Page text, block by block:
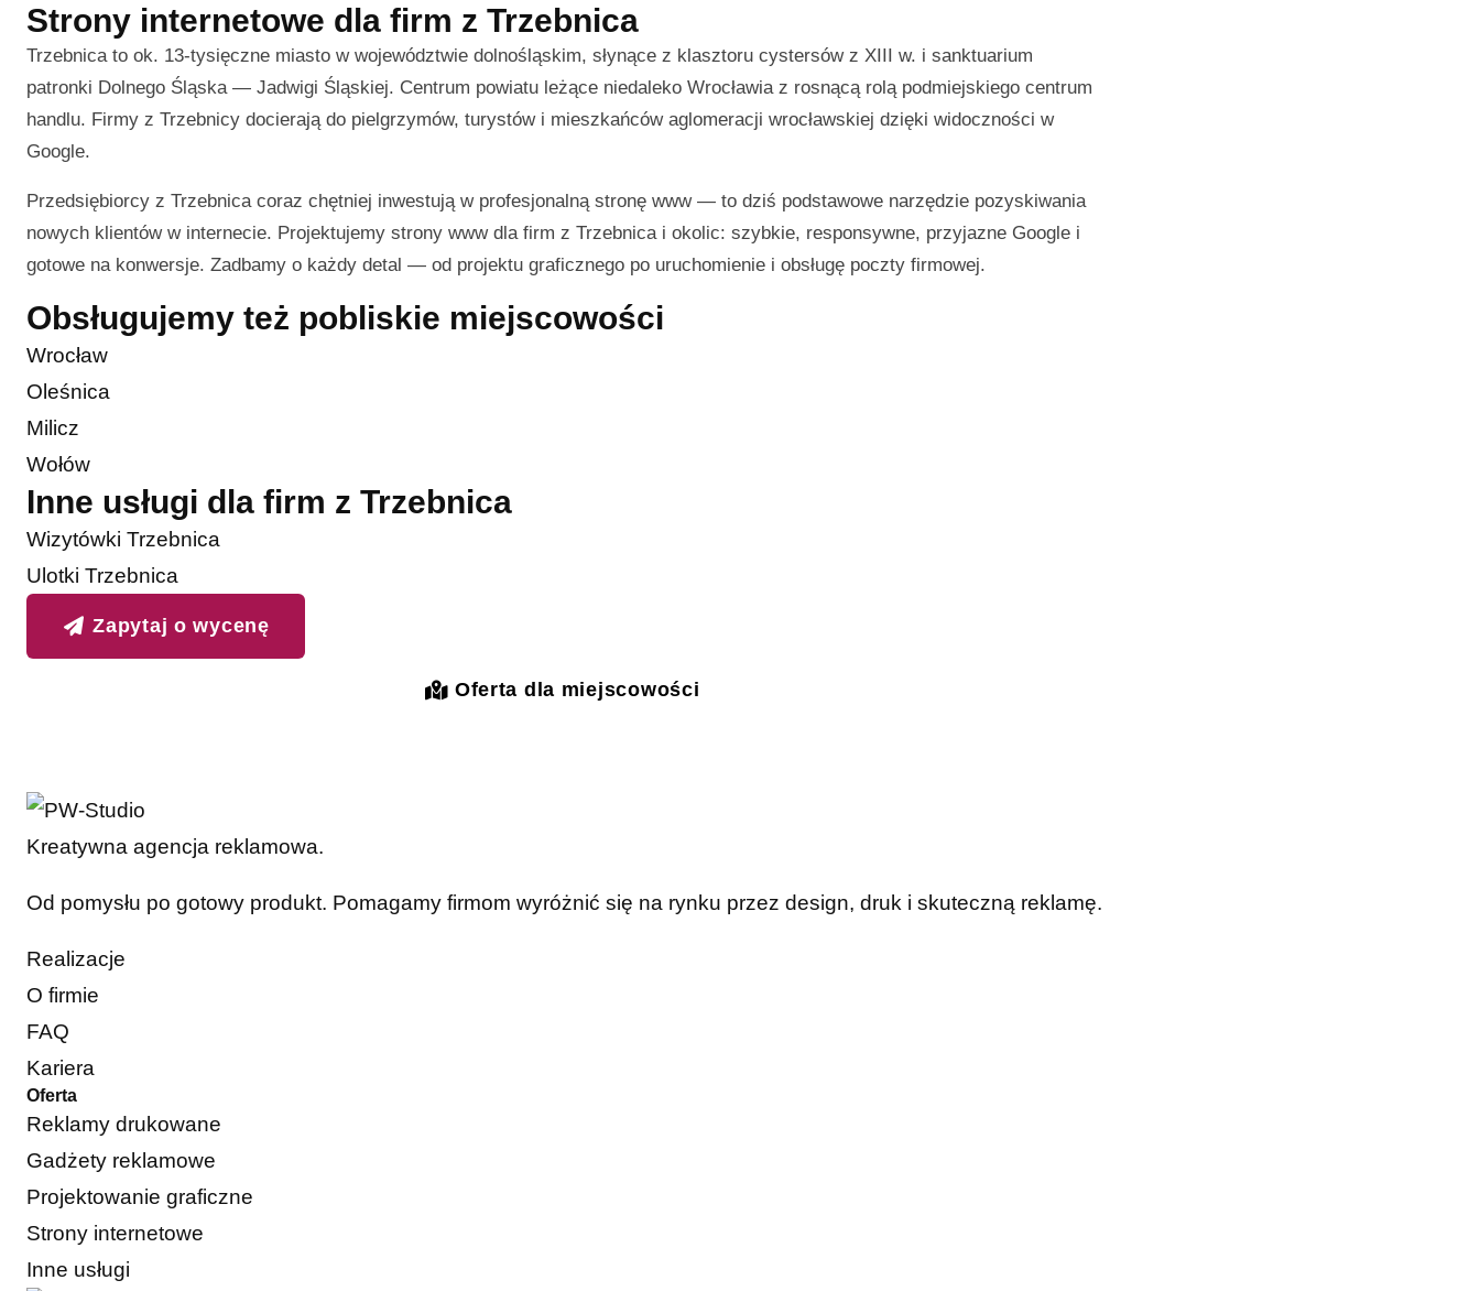
Strony internetowe dla firm z Trzebnica
Trzebnica to ok. 13-tysięczne miasto w województwie dolnośląskim, słynące z klasztoru cystersów z XIII w. i sanktuarium
patronki Dolnego Śląska — Jadwigi Śląskiej. Centrum powiatu leżące niedaleko Wrocławia z rosnącą rolą podmiejskiego centrum
handlu. Firmy z Trzebnicy docierają do pielgrzymów, turystów i mieszkańców aglomeracji wrocławskiej dzięki widoczności w
Google.
Przedsiębiorcy z Trzebnica coraz chętniej inwestują w profesjonalną stronę www — to dziś podstawowe narzędzie pozyskiwania
nowych klientów w internecie. Projektujemy strony www dla firm z Trzebnica i okolic: szybkie, responsywne, przyjazne Google i
gotowe na konwersje. Zadbamy o każdy detal — od projektu graficznego po uruchomienie i obsługę poczty firmowej.
Obsługujemy też pobliskie miejscowości
Wrocław
Oleśnica
Milicz
Wołów
Inne usługi dla firm z Trzebnica
Wizytówki Trzebnica
Ulotki Trzebnica
Zapytaj o wycenę
Oferta dla miejscowości
Kreatywna agencja reklamowa.
Od pomysłu po gotowy produkt. Pomagamy firmom wyróżnić się na rynku przez design, druk i skuteczną reklamę.
Realizacje
O firmie
FAQ
Kariera
Oferta
Reklamy drukowane
Gadżety reklamowe
Projektowanie graficzne
Strony internetowe
Inne usługi